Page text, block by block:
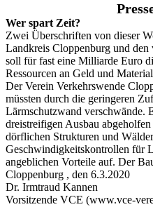
Wer spart Zeit?
Zwei Überschriften von dieser
Landkreis Cloppenburg und
soll für fast eine Milliarde Euro
Ressourcen an Geld und
Der Verein Verkehrswende
müssten durch die geringeren
Lärmschutzwand verschwände.
dreistreifigen Ausbau
dörflichen Strukturen und
Geschwindigkeitskontrollen für
angeblichen Vorteile auf. Der
Cloppenburg , den 6.3.2020
Dr. Irmtraud Kannen
Vorsitzende VCE (www.vce-